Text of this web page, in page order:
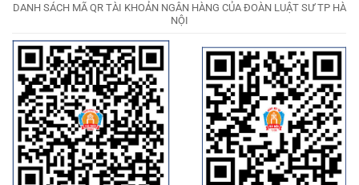
DANH SÁCH MÃ QR TÀI KHOẢN NGÂN HÀNG CỦA ĐOÀN LUẬT SƯ TP HÀ
NỘI